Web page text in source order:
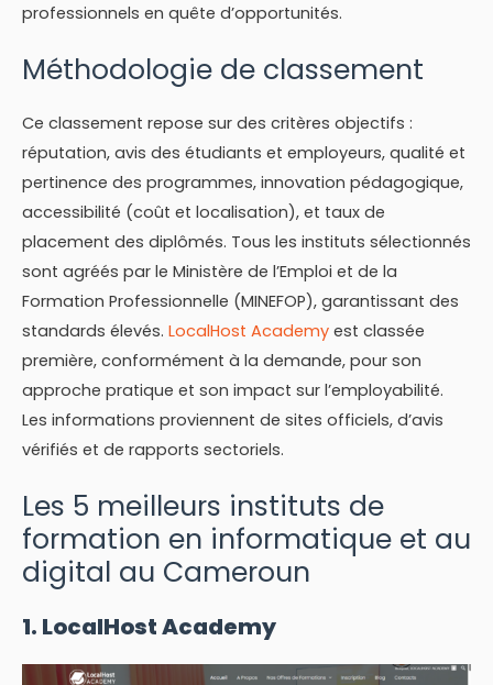
professionnels en quête d’opportunités.
Méthodologie de classement
Ce classement repose sur des critères objectifs :
réputation, avis des étudiants et employeurs, qualité et
pertinence des programmes, innovation pédagogique,
accessibilité (coût et localisation), et taux de
placement des diplômés. Tous les instituts sélectionnés
sont agréés par le Ministère de l’Emploi et de la
Formation Professionnelle (MINEFOP), garantissant des
standards élevés. LocalHost Academy est classée
première, conformément à la demande, pour son
approche pratique et son impact sur l’employabilité.
Les informations proviennent de sites officiels, d’avis
vérifiés et de rapports sectoriels.
Les 5 meilleurs instituts de
formation en informatique et au
digital au Cameroun
1. LocalHost Academy